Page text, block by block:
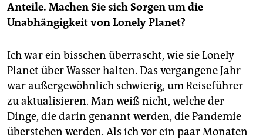
Anteile. Machen Sie sich Sorgen um die
Unabhängigkeit von Lonely Planet?
Ich war ein bisschen überrascht, wie sie Lonely
Planet über Wasser halten. Das vergangene Jahr
war außergewöhnlich schwierig, um Reiseführer
zu aktualisieren. Man weiß nicht, welche der
Dinge, die darin genannt werden, die Pandemie
überstehen werden. Als ich vor ein paar Monaten